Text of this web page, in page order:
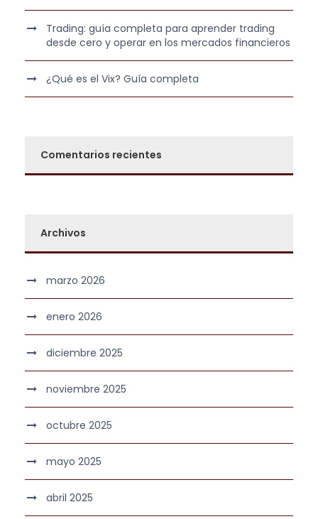
Trading: guía completa para aprender trading
desde cero y operar en los mercados financieros
¿Qué es el Vix? Guía completa
Comentarios recientes
Archivos
marzo 2026
enero 2026
diciembre 2025
noviembre 2025
octubre 2025
mayo 2025
abril 2025